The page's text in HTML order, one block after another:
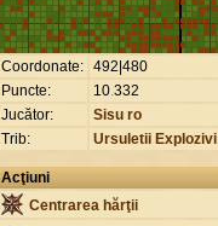
Coordonate: 492|480
Puncte:
10.332
Jucător:
Sisu ro
Trib:
Ursuletii Explozivi
Acţiuni
Centrarea hărţii